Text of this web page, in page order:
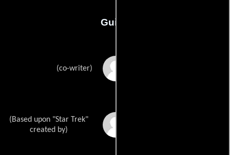
Guión
(co-writer)
(Based upon "Star Trek"
created by)